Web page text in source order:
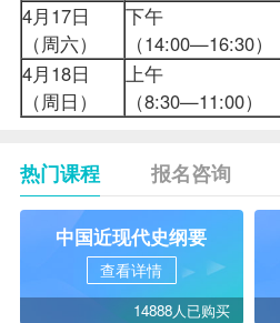
4月17日
（周六）
下午
（14:00—16:30）
4月18日
（周日）
上午
（8:30—11:00）
热门课程 报名咨询
中国近现代史纲要
查看详情
14888人已购买